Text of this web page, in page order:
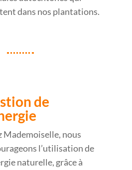
dans nos plantations.
de
Mademoiselle, nous
l’utilisation de
naturelle, grâce à